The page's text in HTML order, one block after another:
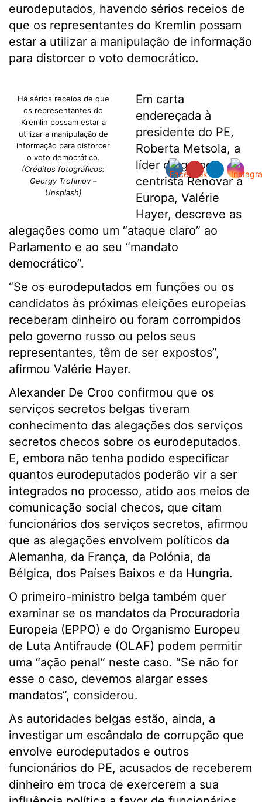
eurodeputados, havendo sérios receios de
que os representantes do Kremlin possam
estar a utilizar a manipulação de informação
para distorcer o voto democrático.
Há sérios receios de que
os representantes do
Kremlin possam estar a
utilizar a manipulação de
informação para distorcer
o voto democrático.
(Créditos fotográficos:
Georgy Trofimov –
Unsplash)
Em carta
endereçada à
presidente do PE,
Roberta Metsola, a
líder do grupo
centrista Renovar a
Europa, Valérie
Hayer, descreve as
alegações como um “ataque claro” ao
Parlamento e ao seu “mandato
democrático”.
“Se os eurodeputados em funções ou os
candidatos às próximas eleições europeias
receberam dinheiro ou foram corrompidos
pelo governo russo ou pelos seus
representantes, têm de ser expostos”,
afirmou Valérie Hayer.
Alexander De Croo confirmou que os
serviços secretos belgas tiveram
conhecimento das alegações dos serviços
secretos checos sobre os eurodeputados.
E, embora não tenha podido especificar
quantos eurodeputados poderão vir a ser
integrados no processo, atido aos meios de
comunicação social checos, que citam
funcionários dos serviços secretos, afirmou
que as alegações envolvem políticos da
Alemanha, da França, da Polónia, da
Bélgica, dos Países Baixos e da Hungria.
O primeiro-ministro belga também quer
examinar se os mandatos da Procuradoria
Europeia (EPPO) e do Organismo Europeu
de Luta Antifraude (OLAF) podem permitir
uma “ação penal” neste caso. “Se não for
esse o caso, devemos alargar esses
mandatos”, considerou.
As autoridades belgas estão, ainda, a
investigar um escândalo de corrupção que
envolve eurodeputados e outros
funcionários do PE, acusados de receberem
dinheiro em troca de exercerem a sua